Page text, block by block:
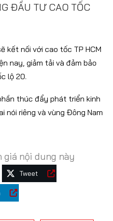
ĐẦU TƯ CAO TỐC
kết nối với cao tốc TP HCM
nay, giảm tải và đảm bảo
lộ 20.
thúc đẩy phát triển kinh
nói riêng và vùng Đông Nam
giá nội dung này
Tweet